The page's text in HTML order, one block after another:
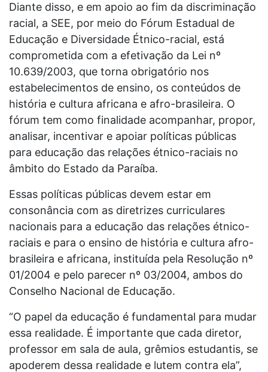
Diante disso, e em apoio ao fim da discriminação
racial, a SEE, por meio do Fórum Estadual de
Educação e Diversidade Étnico-racial, está
comprometida com a efetivação da Lei nº
10.639/2003, que torna obrigatório nos
estabelecimentos de ensino, os conteúdos de
história e cultura africana e afro-brasileira. O
fórum tem como finalidade acompanhar, propor,
analisar, incentivar e apoiar políticas públicas
para educação das relações étnico-raciais no
âmbito do Estado da Paraíba.
Essas políticas públicas devem estar em
consonância com as diretrizes curriculares
nacionais para a educação das relações étnico-
raciais e para o ensino de história e cultura afro-
brasileira e africana, instituída pela Resolução nº
01/2004 e pelo parecer nº 03/2004, ambos do
Conselho Nacional de Educação.
“O papel da educação é fundamental para mudar
essa realidade. É importante que cada diretor,
professor em sala de aula, grêmios estudantis, se
apoderem dessa realidade e lutem contra ela”,